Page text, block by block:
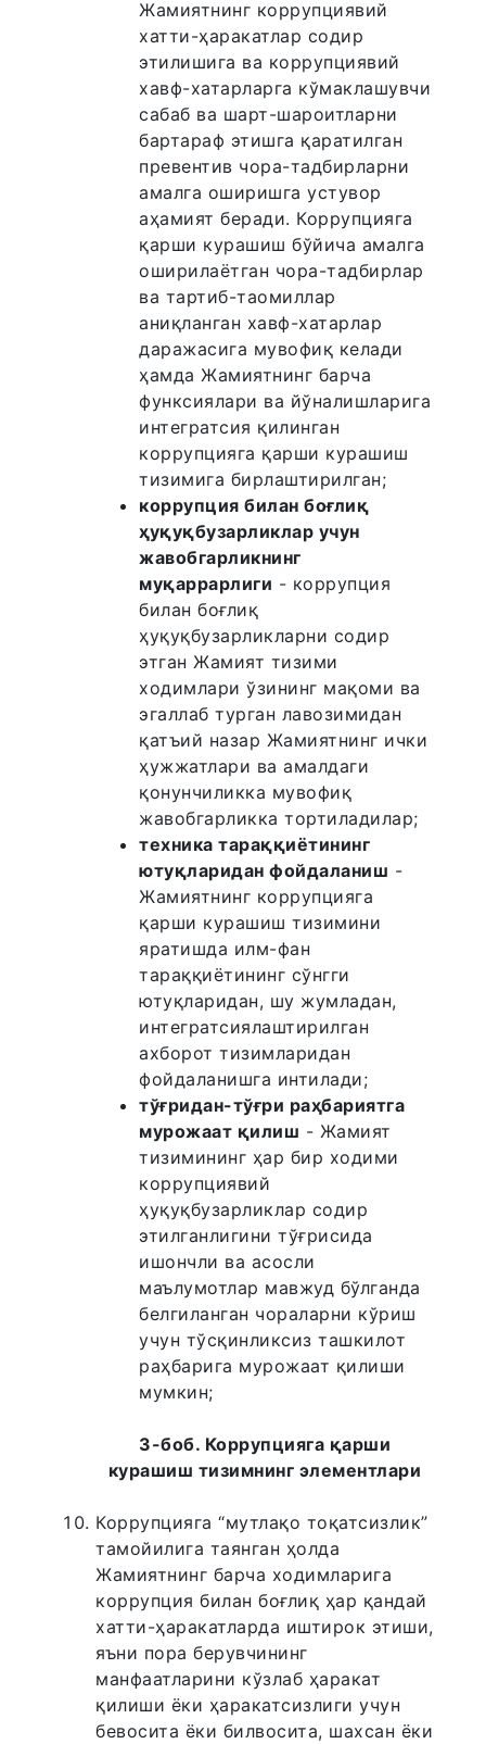
Жамиятнинг коррупциявий
хатти-ҳаракатлар содир
этилишига ва коррупциявий
хавф-хатарларга кўмаклашувчи
сабаб ва шарт-шароитларни
бартараф этишга қаратилган
превентив чора-тадбирларни
амалга оширишга устувор
аҳамият беради. Коррупцияга
қарши курашиш бўйича амалга
оширилаётган чора-тадбирлар
ва тартиб-таомиллар
аниқланган хавф-хатарлар
даражасига мувофиқ келади
ҳамда Жамиятнинг барча
функсиялари ва йўналишларига
интегратсия қилинган
коррупцияга қарши курашиш
тизимига бирлаштирилган;
коррупция билан боғлиқ
ҳуқуқбузарликлар учун
жавобгарликнинг
муқаррарлиги - коррупция
билан боғлиқ
ҳуқуқбузарликларни содир
этган Жамият тизими
ходимлари ўзининг мақоми ва
эгаллаб турган лавозимидан
қатъий назар Жамиятнинг ички
ҳужжатлари ва амалдаги
қонунчиликка мувофиқ
жавобгарликка тортиладилар;
техника тараққиётининг
ютуқларидан фойдаланиш -
Жамиятнинг коррупцияга
қарши курашиш тизимини
яратишда илм-фан
тараққиётининг сўнгги
ютуқларидан, шу жумладан,
интегратсиялаштирилган
ахборот тизимларидан
фойдаланишга интилади;
тўғридан-тўғри раҳбариятга
мурожаат қилиш - Жамият
тизимининг ҳар бир ходими
коррупциявий
ҳуқуқбузарликлар содир
этилганлигини тўғрисида
ишончли ва асосли
маълумотлар мавжуд бўлганда
белгиланган чораларни кўриш
учун тўсқинликсиз ташкилот
раҳбарига мурожаат қилиши
мумкин;
3-боб. Коррупцияга қарши
курашиш тизимнинг элементлари
Коррупцияга “мутлақо тоқатсизлик”
тамойилига таянган ҳолда
Жамиятнинг барча ходимларига
коррупция билан боғлиқ ҳар қандай
хатти-ҳаракатларда иштирок этиши,
яъни пора берувчининг
манфаатларини кўзлаб ҳаракат
қилиши ёки ҳаракатсизлиги учун
бевосита ёки билвосита, шахсан ёки